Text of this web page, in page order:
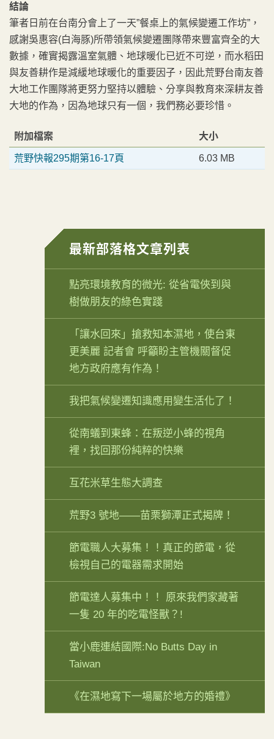
結論
筆者日前在台南分會上了一天”餐桌上的氣候變遷工作坊”，
感謝吳惠容(白海豚)所帶領氣候變遷團隊帶來豐富齊全的大
數據，確實揭露溫室氣體、地球暖化已近不可逆，而水稻田
與友善耕作是減緩地球暖化的重要因子，因此荒野台南友善
大地工作團隊將更努力堅持以體驗、分享與教育來深耕友善
大地的作為，因為地球只有一個，我們務必要珍惜。
附加檔案 大小
荒野快報295期第16-17頁 6.03 MB
最新部落格文章列表
點亮環境教育的微光: 從省電俠到與
樹做朋友的綠色實踐
「讓水回來」搶救知本濕地，使台東
更美麗 記者會 呼籲盼主管機關督促
地方政府應有作為！
我把氣候變遷知識應用變生活化了！
從南蟻到東蜂：在叛逆小蜂的視角
裡，找回那份純粹的快樂
互花米草生態大調查
荒野3 號地——苗栗獅潭正式揭牌！
節電職人大募集！！真正的節電，從
檢視自己的電器需求開始
節電達人募集中！！ 原來我們家藏著
一隻 20 年的吃電怪獸？!
當小鹿連結國際:No Butts Day in
Taiwan
《在濕地寫下一場屬於地方的婚禮》